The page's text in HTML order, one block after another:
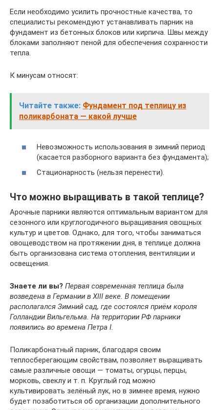
Если необходимо усилить прочностные качества, то
специалисты рекомендуют устанавливать парник на
фундамент из бетонных блоков или кирпича. Швы между
блоками заполняют пеной для обеспечения сохранности
тепла.
К минусам относят:
Читайте также: Фундамент под теплицу из
поликарбоната — какой лучше
Невозможность использования в зимний период
(касается разборного варианта без фундамента);
Стационарность (нельзя перенести).
Что можно выращивать в такой теплице?
Арочные парники являются оптимальным вариантом для
сезонного или круглогодичного выращивания овощных
культур и цветов. Однако, для того, чтобы заниматься
овощеводством на протяжении дня, в теплице должна
быть организована система отопления, вентиляции и
освещения.
Знаете ли вы? Первая современная теплица была
возведена в Германии в XIII веке. В помещении
располагался Зимний сад, где состоялся приём короля
Голландии Вильгельма. На территории РФ парники
появились во времена Петра І.
Поликарбонатный парник, благодаря своим
теплосберегающим свойствам, позволяет выращивать
самые различные овощи — томаты, огурцы, перцы,
морковь, свеклу и т. п. Круглый год можно
культивировать зелёный лук, но в зимнее время, нужно
будет позаботиться об организации дополнительного